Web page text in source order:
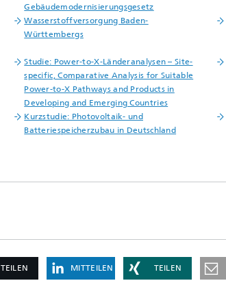
Gebäudemodernisierungsgesetz
Wasserstoffversorgung Baden-
Württembergs
Studie: Power-to-X-Länderanalysen – Site-
specific, Comparative Analysis for Suitable
Power-to-X Pathways and Products in
Developing and Emerging Countries
Kurzstudie: Photovoltaik- und
Batteriespeicherzubau in Deutschland
TEILEN MITTEILEN TEILEN